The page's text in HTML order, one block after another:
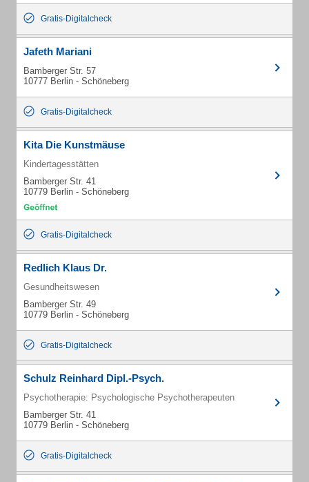
Gratis-Digitalcheck
Jafeth Mariani
Bamberger Str. 57
10777 Berlin - Schöneberg
Gratis-Digitalcheck
Kita Die Kunstmäuse
Kindertagesstätten
Bamberger Str. 41
10779 Berlin - Schöneberg
Gratis-Digitalcheck
Redlich Klaus Dr.
Gesundheitswesen
Bamberger Str. 49
10779 Berlin - Schöneberg
Gratis-Digitalcheck
Schulz Reinhard Dipl.-Psych.
Psychotherapie: Psychologische Psychotherapeuten
Bamberger Str. 41
10779 Berlin - Schöneberg
Gratis-Digitalcheck